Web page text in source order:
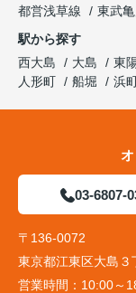
都営浅草線
東武
駅から探す
西大島
大島 東
人形町
船堀 浜
03-6807-
〒136-0072
東京都江東区大島３
営業時間： 10:00～